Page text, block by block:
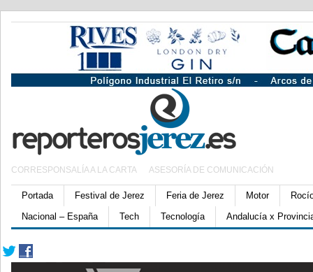
CORRESPONSALÍA A LA CARTA ASESORÍA DE COMUNICACIÓN
Portada Festival de Jerez Feria de Jerez Motor
Nacional – España
Tech Tecnología Andalucía x